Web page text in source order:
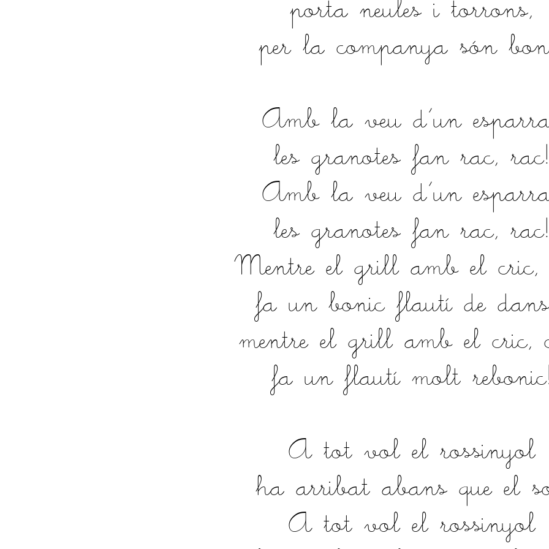
porta neules i torrons,
per la companya són
Amb la veu d'un
les granotes fan rac, rac!
Amb la veu d'un
les granotes fan rac, rac!
Mentre el grill amb el cric,
fa un bonic flautí de
mentre el grill amb el cric,
fa un flautí molt
A tot vol el rossinyol
ha arribat abans que el
A tot vol el rossinyol